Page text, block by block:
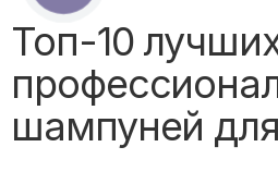
Топ-10
шампуней